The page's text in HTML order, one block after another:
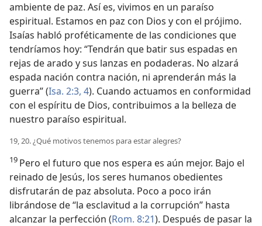
ambiente de paz. Así es, vivimos en un paraíso
espiritual. Estamos en paz con Dios y con el prójimo.
Isaías habló proféticamente de las condiciones que
tendríamos hoy: “Tendrán que batir sus espadas en
rejas de arado y sus lanzas en podaderas. No alzará
espada nación contra nación, ni aprenderán más la
guerra” (Isa. 2:3, 4). Cuando actuamos en conformidad
con el espíritu de Dios, contribuimos a la belleza de
nuestro paraíso espiritual.
19, 20. ¿Qué motivos tenemos para estar alegres?
19 Pero el futuro que nos espera es aún mejor. Bajo el
reinado de Jesús, los seres humanos obedientes
disfrutarán de paz absoluta. Poco a poco irán
librándose de “la esclavitud a la corrupción” hasta
alcanzar la perfección (Rom. 8:21). Después de pasar la